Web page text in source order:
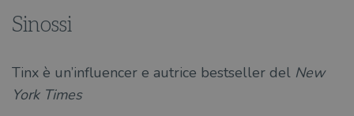
Sinossi
Tinx è un’influencer e autrice bestseller del New
York Times